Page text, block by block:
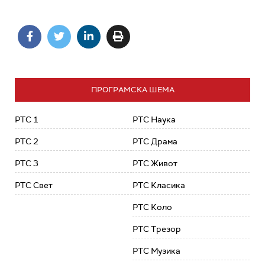
ПРОГРАМСКА ШЕМА
РТС 1
РТС 2
РТС 3
РТС Свет
РТС Наука
РТС Драма
РТС Живот
РТС Класика
РТС Коло
РТС Трезор
РТС Музика